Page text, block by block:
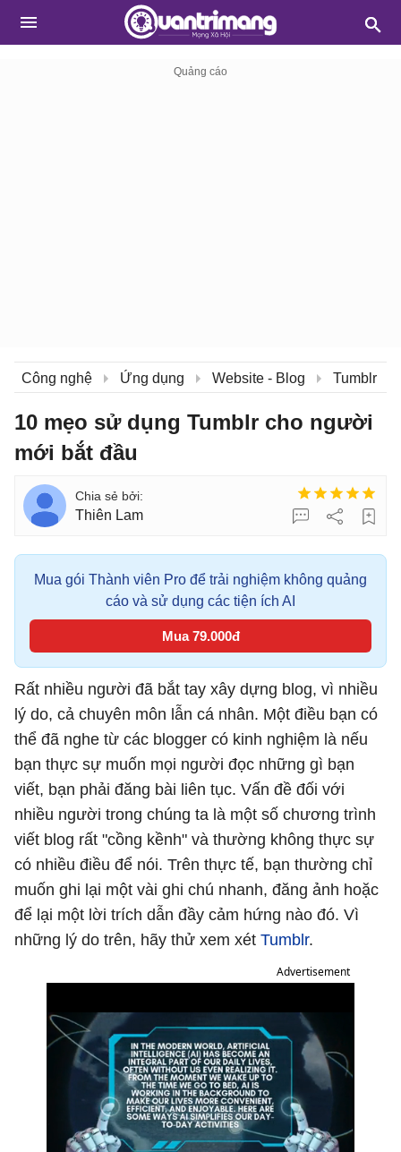
Công nghệ Ứng dụng Website - Blog Tumblr
10 mẹo sử dụng Tumblr cho người
mới bắt đầu
Thiên Lam
Mua gói Thành viên Pro để trải nghiệm không quảng
cáo và sử dụng các tiện ích AI
Mua 79.000đ
Rất nhiều người đã bắt tay xây dựng blog, vì nhiều
lý do, cả chuyên môn lẫn cá nhân. Một điều bạn có
thể đã nghe từ các blogger có kinh nghiệm là nếu
bạn thực sự muốn mọi người đọc những gì bạn
viết, bạn phải đăng bài liên tục. Vấn đề đối với
nhiều người trong chúng ta là một số chương trình
viết blog rất "cồng kềnh" và thường không thực sự
có nhiều điều để nói. Trên thực tế, bạn thường chỉ
muốn ghi lại một vài ghi chú nhanh, đăng ảnh hoặc
để lại một lời trích dẫn đầy cảm hứng nào đó. Vì
những lý do trên, hãy thử xem xét Tumblr.
Advertisement